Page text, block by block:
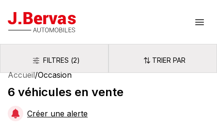
J.Bervas
FiltresFILTRES (2) Trier par
TRIER PAR
Accueil/Occasion
6 véhicules en vente
Créer une alerte